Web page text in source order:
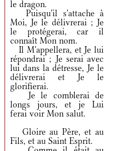
le dragon.
Puisqu'il s'attache à
Moi, Je le délivrerai ; Je
le protégerai, car il
connaît Mon nom.
Il M'appellera, et Je lui
répondrai ; Je serai avec
lui dans la détresse, Je le
délivrerai et Je le
glorifierai.
Je le comblerai de
longs jours, et je Lui
ferai voir Mon salut.
Gloire au Père, et au
Fils, et au Saint Esprit.